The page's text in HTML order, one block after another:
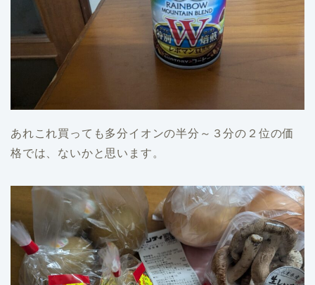
あれこれ買っても多分イオンの半分～３分の２位の価
格では、ないかと思います。